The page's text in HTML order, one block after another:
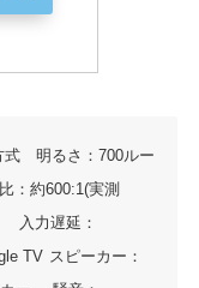
式 明るさ：700ルー
：約600:1(実測
入力遅延：
TV スピーカー：